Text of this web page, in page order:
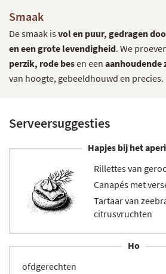
Smaak
De smaak isvol en puur, gedragen
en een grote levendigheid. We
perzik, rode besen een aanhoudende
van hoogte, gebeeldhouwd en precies.
Serveersuggesties
Hapjes bij het
Rillettes van
Canapés met
Tartaar van
citrusvruchten
Ho
ofdgerechten